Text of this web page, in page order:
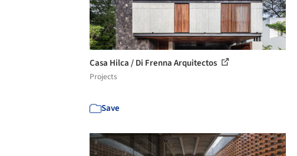
Casa Hilca / Di Frenna Arquitectos
Projects
Save